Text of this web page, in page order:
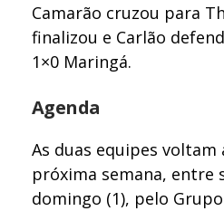
Camarão cruzou para
finalizou e Carlão
1×0 Maringá.
Agenda
As duas equipes voltam
próxima semana, entre
domingo (1), pelo